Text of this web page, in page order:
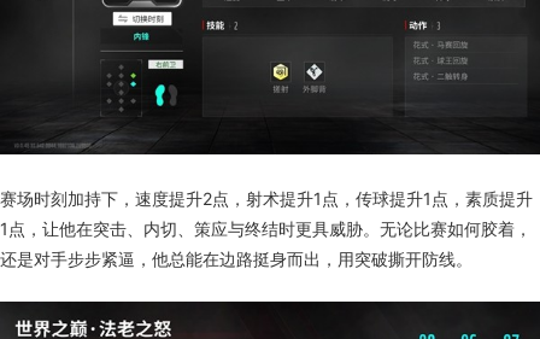
赛场时刻加持下，速度提升2点，射术提升1点，传球提升1点，素质提升
1点，让他在突击、内切、策应与终结时更具威胁。无论比赛如何胶着，
还是对手步步紧逼，他总能在边路挺身而出，用突破撕开防线。